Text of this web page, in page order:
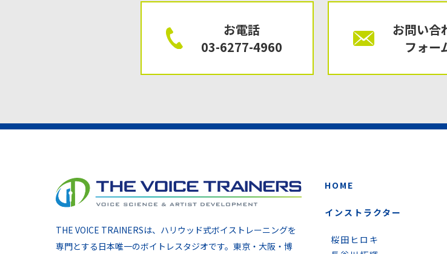
お電話
03-6277-4960
お問い合
フォー
THE VOICE TRAINERSは、ハリウッド式ボイストレーニングを
専門とする日本唯一のボイトレスタジオです。東京・大阪・博
HOME
インストラクター
桜田ヒロキ